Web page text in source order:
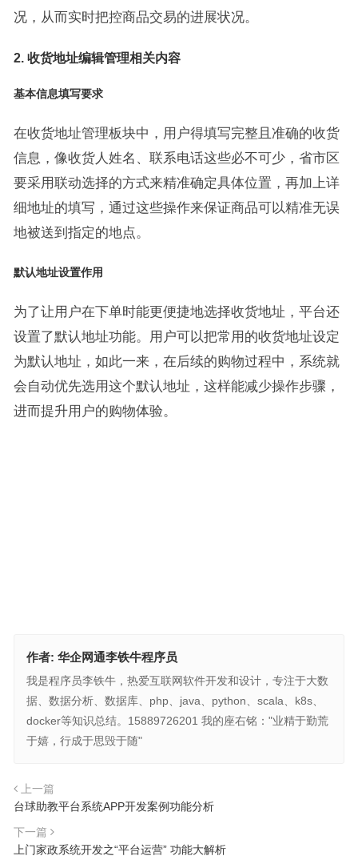
况，从而实时把控商品交易的进展状况。
2. 收货地址编辑管理相关内容
基本信息填写要求
在收货地址管理板块中，用户得填写完整且准确的收货
信息，像收货人姓名、联系电话这些必不可少，省市区
要采用联动选择的方式来精准确定具体位置，再加上详
细地址的填写，通过这些操作来保证商品可以精准无误
地被送到指定的地点。
默认地址设置作用
为了让用户在下单时能更便捷地选择收货地址，平台还
设置了默认地址功能。用户可以把常用的收货地址设定
为默认地址，如此一来，在后续的购物过程中，系统就
会自动优先选用这个默认地址，这样能减少操作步骤，
进而提升用户的购物体验。
作者: 华企网通李铁牛程序员
我是程序员李铁牛，热爱互联网软件开发和设计，专注于大数
据、数据分析、数据库、php、java、python、scala、k8s、
docker等知识总结。15889726201 我的座右铭："业精于勤荒
于嬉，行成于思毁于随"
上一篇
台球助教平台系统APP开发案例功能分析
下一篇
上门家政系统开发之“平台运营” 功能大解析